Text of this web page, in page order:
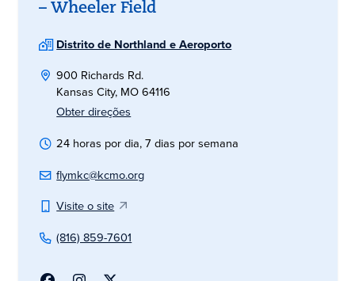
– Wheeler Field
Distrito de Northland e Aeroporto
900 Richards Rd.
Kansas City, MO 64116
Obter direções
24 horas por dia, 7 dias por semana
flymkc@kcmo.org
Visite o site
(816) 859-7601